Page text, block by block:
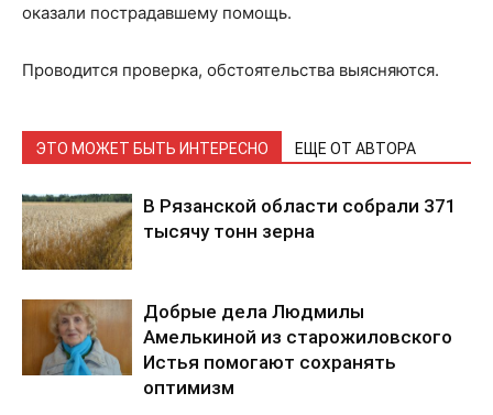
оказали пострадавшему помощь.
Проводится проверка, обстоятельства выясняются.
ЭТО МОЖЕТ БЫТЬ ИНТЕРЕСНО ЕЩЕ ОТ АВТОРА
В Рязанской области собрали 371
тысячу тонн зерна
Добрые дела Людмилы
Амелькиной из старожиловского
Истья помогают сохранять
оптимизм